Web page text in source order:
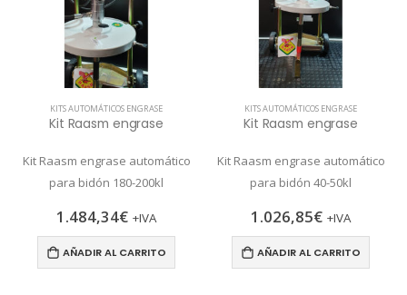
KITS AUTOMÁTICOS ENGRASE
Kit Raasm engrase
Kit Raasm engrase automático
para bidón 180-200kl
1.484,34€ +IVA
AÑADIR AL CARRITO
KITS AUTOMÁTICOS ENGRASE
Kit Raasm engrase
Kit Raasm engrase automático
para bidón 40-50kl
1.026,85€ +IVA
AÑADIR AL CARRITO